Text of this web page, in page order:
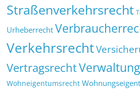
Straßenverkehrsrecht
Urheberrecht
Verkehrsrecht
Vertragsrecht
Wohneigentumsrecht